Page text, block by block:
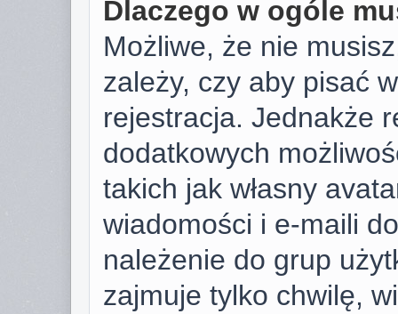
Dlaczego w ogóle
Możliwe, że nie
zależy, czy aby pisać
rejestracja. Jednakże
dodatkowych
takich jak własny
wiadomości i e-maili
należenie do grup
zajmuje tylko chwilę,